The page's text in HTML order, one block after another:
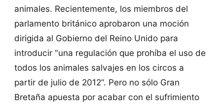
animales. Recientemente, los miembros del
parlamento británico aprobaron una moción
dirigida al Gobierno del Reino Unido para
introducir “una regulación que prohíba el uso de
todos los animales salvajes en los circos a
partir de julio de 2012”. Pero no sólo Gran
Bretaña apuesta por acabar con el sufrimiento